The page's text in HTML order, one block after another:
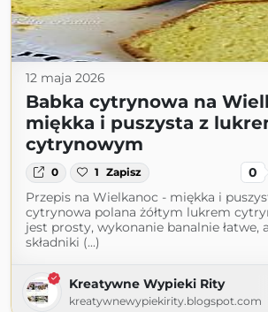
12 maja 2026
Babka cytrynowa na
miękka i puszysta z
cytrynowym
0 1 Zapisz 0
Przepis na Wielkanoc - miękka i
cytrynowa polana żółtym lukrem
jest prosty, wykonanie banalnie łatwe,
składniki (...)
Kreatywne Wypieki Rity
kreatywnewypiekirity.blogspot.com